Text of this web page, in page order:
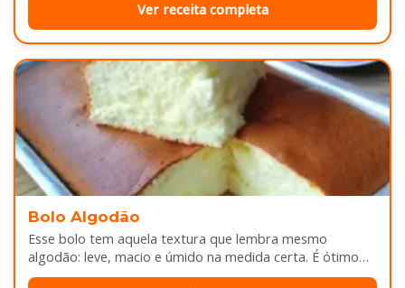
Ver receita completa
Bolo Algodão
Esse bolo tem aquela textura que lembra mesmo
algodão: leve, macio e úmido na medida certa. É ótimo
pra servir…